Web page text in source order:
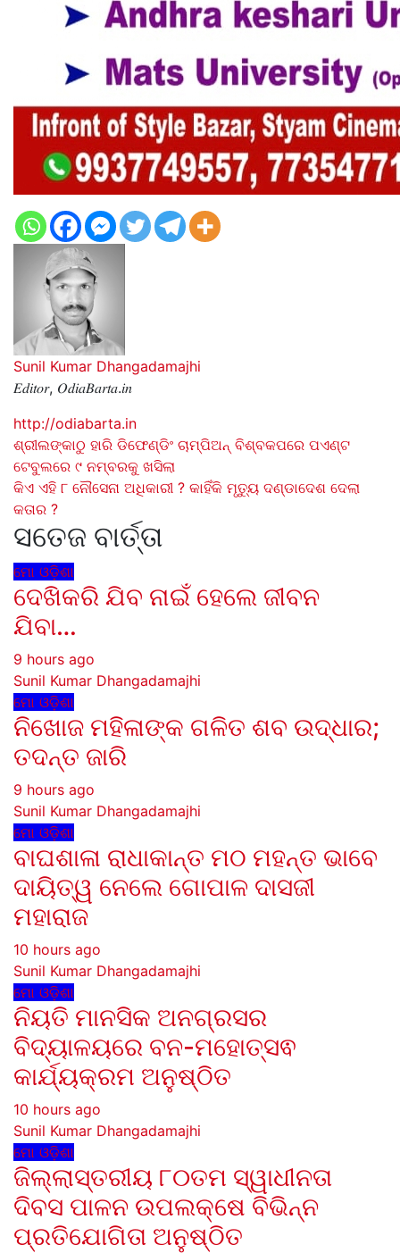
Sunil Kumar Dhangadamajhi
𝐸𝑑𝑖𝑡𝑜𝑟, 𝑂𝑑𝑖𝑎𝐵𝑎𝑟𝑡𝑎.𝑖𝑛
http://odiabarta.in
Post
navigation
ଶ୍ରୀଲଙ୍କାଠୁ ହାରି ଡିଫେଣ୍ଡିଂ ଚାମ୍ପିଅନ୍ ବିଶ୍ବକପରେ ପଏଣ୍ଟ
ଟେବୁଲରେ ୯ ନମ୍ବରକୁ ଖସିଲା
କିଏ ଏହି ୮ ନୌସେନା ଅଧିକାରୀ ? କାହିଁକି ମୃତ୍ୟୁ ଦଣ୍ଡାଦେଶ ଦେଲା
କତାର ?
ସତେଜ ବାର୍ତ୍ତା
ମୋ ଓଡ଼ିଶା
ଦେଖିକରି ଯିବ ନାଇଁ ହେଲେ ଜୀବନ
ଯିବା…
9 hours ago
Sunil Kumar Dhangadamajhi
ମୋ ଓଡ଼ିଶା
ନିଖୋଜ ମହିଳାଙ୍କ ଗଳିତ ଶବ ଉଦ୍ଧାର;
ତଦନ୍ତ ଜାରି
9 hours ago
Sunil Kumar Dhangadamajhi
ମୋ ଓଡ଼ିଶା
ବାଘଶାଳା ରାଧାକାନ୍ତ ମଠ ମହନ୍ତ ଭାବେ
ଦାୟିତ୍ୱ ନେଲେ ଗୋପାଳ ଦାସଜୀ
ମହାରାଜ
10 hours ago
Sunil Kumar Dhangadamajhi
ମୋ ଓଡ଼ିଶା
ନିୟତି ମାନସିକ ଅନଗ୍ରସର
ବିଦ୍ୟାଳୟରେ ବନ-ମହୋତ୍ସଵ
କାର୍ଯ୍ୟକ୍ରମ ଅନୁଷ୍ଠିତ
10 hours ago
Sunil Kumar Dhangadamajhi
ମୋ ଓଡ଼ିଶା
ଜିଲ୍ଲାସ୍ତରୀୟ ୮୦ତମ ସ୍ୱାଧୀନତା
ଦିବସ ପାଳନ ଉପଲକ୍ଷେ ବିଭିନ୍ନ
ପ୍ରତିଯୋଗିତା ଅନୁଷ୍ଠିତ